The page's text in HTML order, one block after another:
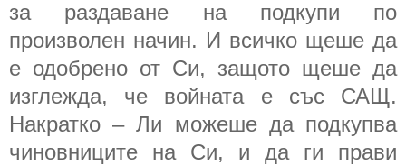
за раздаване на подкупи по
произволен начин. И всичко щеше да
е одобрено от Си, защото щеше да
изглежда, че войната е със САЩ.
Накратко – Ли можеше да подкупва
чиновниците на Си, и да ги прави